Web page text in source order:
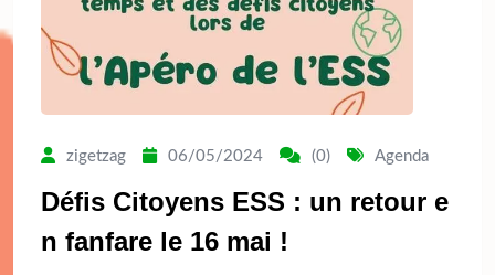
zigetzag 06/05/2024 (0) Agenda
Défis Citoyens ESS : un retour e
n fanfare le 16 mai !